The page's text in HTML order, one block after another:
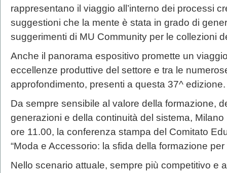
rappresentano il viaggio all’interno dei processi
suggestioni che la mente è stata in grado di
suggerimenti di MU Community per le collezioni
Anche il panorama espositivo promette un
eccellenze produttive del settore e tra le
approfondimento, presenti a questa 37^ edizione.
Da sempre sensibile al valore della formazione,
generazioni e della continuità del sistema,
ore 11.00, la conferenza stampa del Comitato
“Moda e Accessorio: la sfida della formazione
Nello scenario attuale, sempre più competitivo e